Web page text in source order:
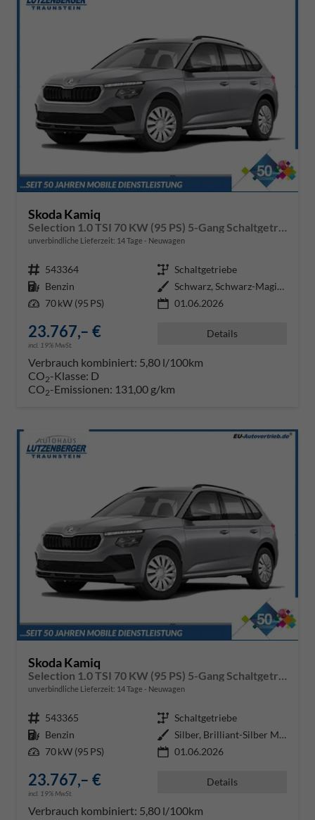
Skoda Kamiq
unverbindliche Lieferzeit: 14 Tage Neuwagen
Fahrzeugnr. 543364 Getriebe Schaltgetriebe
Kraftstoff Benzin Außenfarbe
Schwarz, Schwarz-Magic Perleffek
Leistung 70 kW (95 PS) 01.06.2026
23.767,– €
incl. 19% MwSt.
Details
Verbrauch kombiniert: 5,80 l/100km
CO2-Klasse: D
CO2-Emissionen: 131,00 g/km
Skoda Kamiq
unverbindliche Lieferzeit: 14 Tage Neuwagen
Fahrzeugnr. 543365 Getriebe Schaltgetriebe
Kraftstoff Benzin Außenfarbe
Silber, Brilliant-Silber Metalli
Leistung 70 kW (95 PS) 01.06.2026
23.767,– €
incl. 19% MwSt.
Details
Verbrauch kombiniert: 5,80 l/100km